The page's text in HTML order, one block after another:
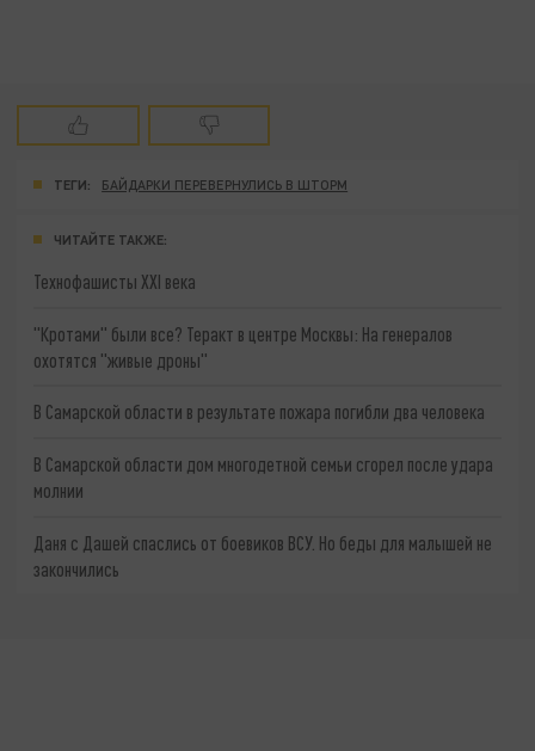
ТЕГИ: БАЙДАРКИ ПЕРЕВЕРНУЛИСЬ В ШТОРМ
ЧИТАЙТЕ ТАКЖЕ:
Технофашисты XXI века
"Кротами" были все? Теракт в центре Москвы: На генералов
охотятся "живые дроны"
В Самарской области в результате пожара погибли два человека
В Самарской области дом многодетной семьи сгорел после удара
молнии
Даня с Дашей спаслись от боевиков ВСУ. Но беды для малышей не
закончились